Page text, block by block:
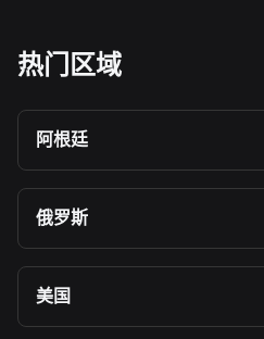
热门区域
阿根廷
俄罗斯
美国